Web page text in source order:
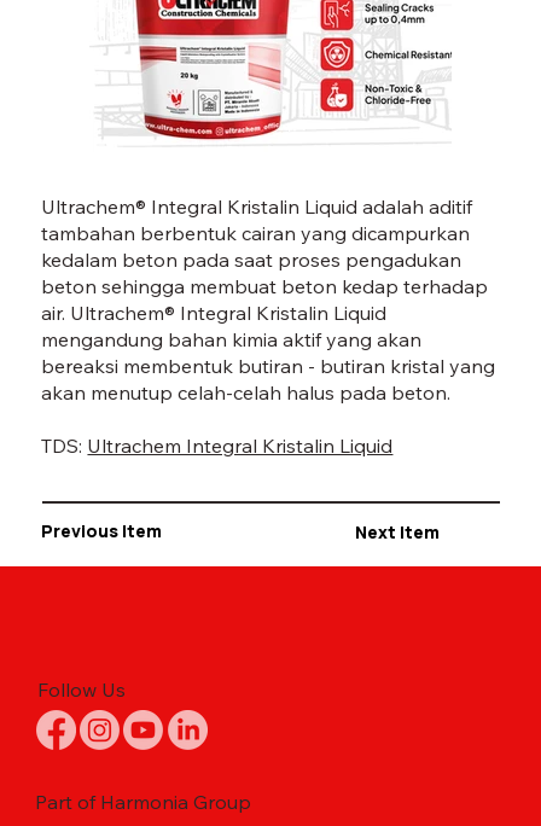
INTEGRAL KRISTALIN
LIQUID-05.jpg
Ultrachem® Integral Kristalin Liquid adalah aditif
tambahan berbentuk cairan yang dicampurkan
kedalam beton pada saat proses pengadukan
beton sehingga membuat beton kedap terhadap
air. Ultrachem® Integral Kristalin Liquid
mengandung bahan kimia aktif yang akan
bereaksi membentuk butiran - butiran kristal yang
akan menutup celah-celah halus pada beton.
TDS: Ultrachem Integral Kristalin Liquid
Previous Item Next Item
Follow Us
Part of Harmonia Group